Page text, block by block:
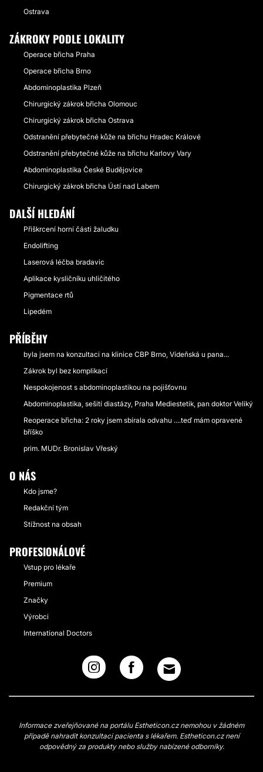
Ostrava
ZÁKROKY PODLE LOKALITY
Operace břicha Praha
Operace břicha Brno
Abdominoplastika Plzeň
Chirurgický zákrok břicha Olomouc
Chirurgický zákrok břicha Ostrava
Odstranění přebytečné kůže na břichu Hradec Králové
Odstranění přebytečné kůže na břichu Karlovy Vary
Abdominoplastika České Budějovice
Chirurgický zákrok břicha Ústí nad Labem
DALŠÍ HLEDÁNÍ
Přiškrcení horní části žaludku
Endolifting
Laserová léčba bradavic
Aplikace kysličníku uhličitého
Pigmentace rtů
Lipedém
PŘÍBĚHY
byla jsem na konzultaci na klinice CBP Brno, Vídeňská u pana...
Zákrok byl bez komplikací
Nespokojenost s abdominoplastikou na pojišťovnu
Abdominoplastika, sešití diastázy, Praha Mediestetik, pan doktor Veliký
Reoperace břicha: 2 roky jsem sbírala odvahu ....teď mám opravené
bříško
prim. MUDr. Bronislav Vřeský
O NÁS
Kdo jsme?
Redakční tým
Stížnost na obsah
PROFESIONÁLOVÉ
Vstup pro lékaře
Premium
Značky
Výrobci
International Doctors
Informace zveřejňované na portálu Estheticon.cz nemohou v žádném
případě nahradit konzultaci pacienta s lékařem. Estheticon.cz není
odpovědný za produkty nebo služby nabízené odborníky.